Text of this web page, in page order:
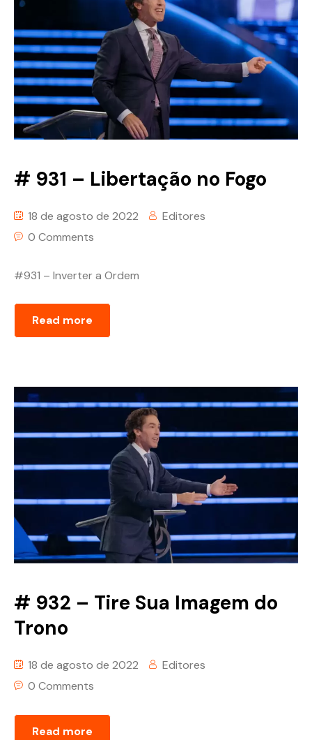
# 931 – Libertação no Fogo
18 de agosto de 2022
Editores
0 Comments
#931 – Inverter a Ordem
Read more
# 932 – Tire Sua Imagem do
Trono
18 de agosto de 2022
Editores
0 Comments
Read more